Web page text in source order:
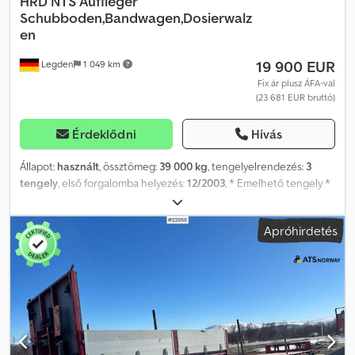
Legden 1 049 km
Schubboden,Bandwagen,Dosierwalz
en
19 900 EUR
Fix ár plusz ÁFA-val
(23 681 EUR bruttó)
Érdeklődni Hívás
Állapot: használt, össztömeg: 39 000 kg, tengelyelrendezés: 3
tengely, első forgalomba helyezés:12/2003, * Emelhető tengely *
BPW tengelyek * Szállítószalag * Tolópadló * Ponyva *
Adagolóhenger Cjdpfevyxzbjx Agxoha * Saját tömeg: 9 860 kg ----
-Belső járműszám: 9815----Az adatok pontatlanságáért és az
időközi értékesítésért felelősséget nem vállalunk. WhatsApp-
támogatás elérhető! Járművel kapcsolatos kérdések esetén vagy
további információért írjon nekünk kényelmesen WhatsApp-on.
Whatsapp Whatsapp
Apróhirdetés